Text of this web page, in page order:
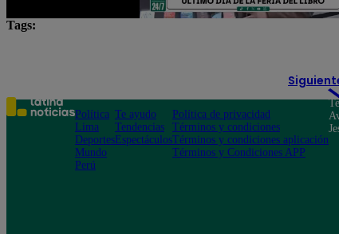
Tags:
Política
Lima
Deportes
Mundo
Perú
Te ayudo
Tendencias
Espectáculos
Política de privacidad
Términos y condiciones
Términos y condiciones aplicación
Términos y Condiciones APP